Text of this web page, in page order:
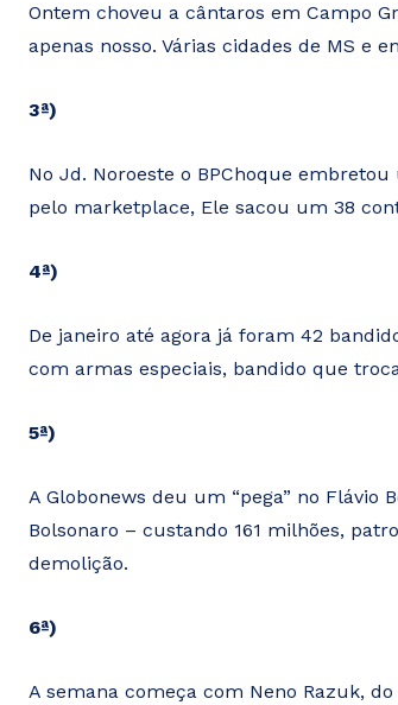
Ontem choveu a cântaros em Campo
apenas nosso. Várias cidades de MS e
3ª)
No Jd. Noroeste o BPChoque
pelo marketplace, Ele sacou um 38
4ª)
De janeiro até agora já foram 42
com armas especiais, bandido que
5ª)
A Globonews deu um “pega” no
Bolsonaro – custando 161 milhões,
demolição.
6ª)
A semana começa com Neno Razuk,